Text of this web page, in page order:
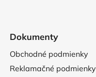
Dokumenty
Obchodné podmienky
Reklamačné podmienky